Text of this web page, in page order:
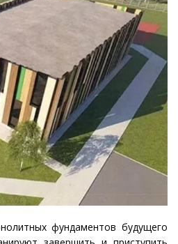
фундаментов будущего